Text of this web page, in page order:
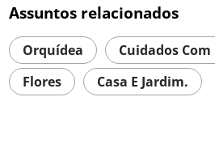
Assuntos relacionados
Orquídea Cuidados
Flores
Casa E Jardim.